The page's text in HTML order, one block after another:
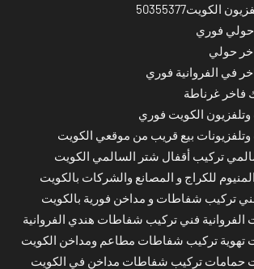
الكويت50355377
فوري
حولي
في الفروانية فوري
فاخر غرناطة
الكويت فوري
بيع قريب من موقعي الكويت
تركيب أقفال شتر السالمي الكويت
للكراج و المصانع والشركات بالكويت
تركيب شفاطات و مداخن فورية بالكويت
فني تركيب شفاطات هندي الفروانية
تركيب شفاطات مطاعم ومداخن الكويت
حمامات تركيب شفاطات مداخن في الكويت